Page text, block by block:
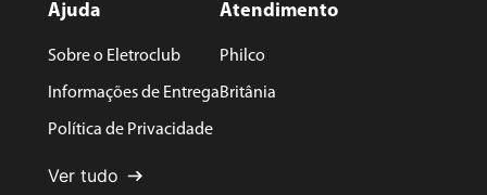
Ajuda
Sobre o Eletroclub
Informações de Entrega
Política de Privacidade
Ver tudo
Atendimento
Philco
Britânia